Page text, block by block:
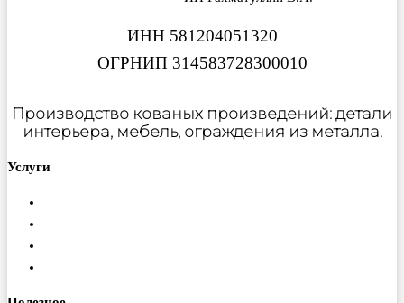
ИНН 581204051320
ОГРНИП 314583728300010
Производство кованых произведений: детали
интерьера, мебель, ограждения из металла.
Услуги